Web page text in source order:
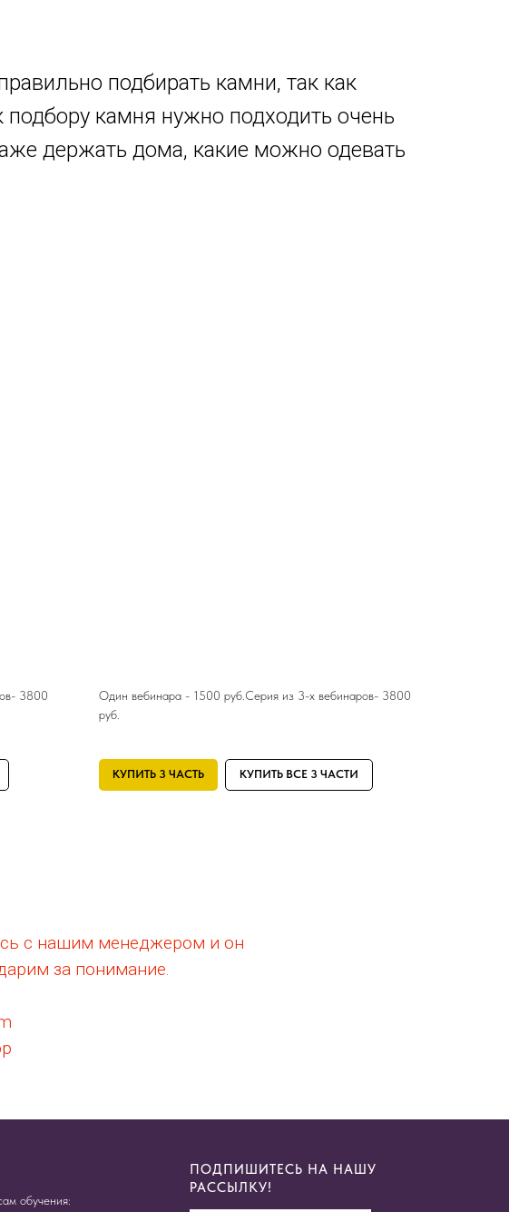
подбирать камни, так как
камня нужно подходить очень
держать дома, какие можно одевать
3800
Один вебинара - 1500 руб.Серия из 3-х вебинаров- 3800
руб.
КУПИТЬ 3 ЧАСТЬ КУПИТЬ ВСЕ 3 ЧАСТИ
с нашим менеджером и он
за понимание.
обучения:
ПОДПИШИТЕСЬ НА НАШУ
РАССЫЛКУ!